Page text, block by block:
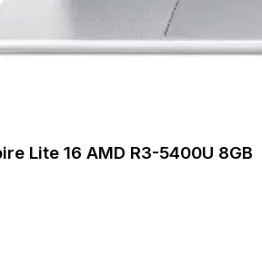
Lite 16 AMD R3-5400U 8GB